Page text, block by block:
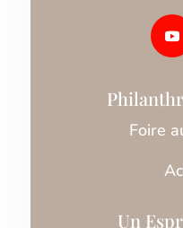
Foire
Un